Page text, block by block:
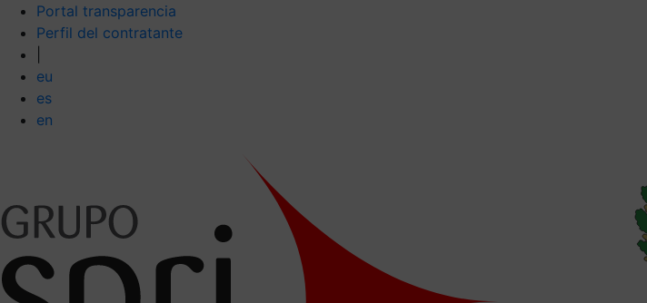
Portal transparencia
Perfil del contratante
eu
es
en